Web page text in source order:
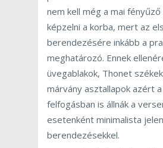
nem kell még a mai
képzelni a korba, mert az
berendezésére inkább a
meghatározó. Ennek
üvegablakok, Thonet
márvány asztallapok azért a
felfogásban is állnák a
esetenként minimalista
berendezésekkel.